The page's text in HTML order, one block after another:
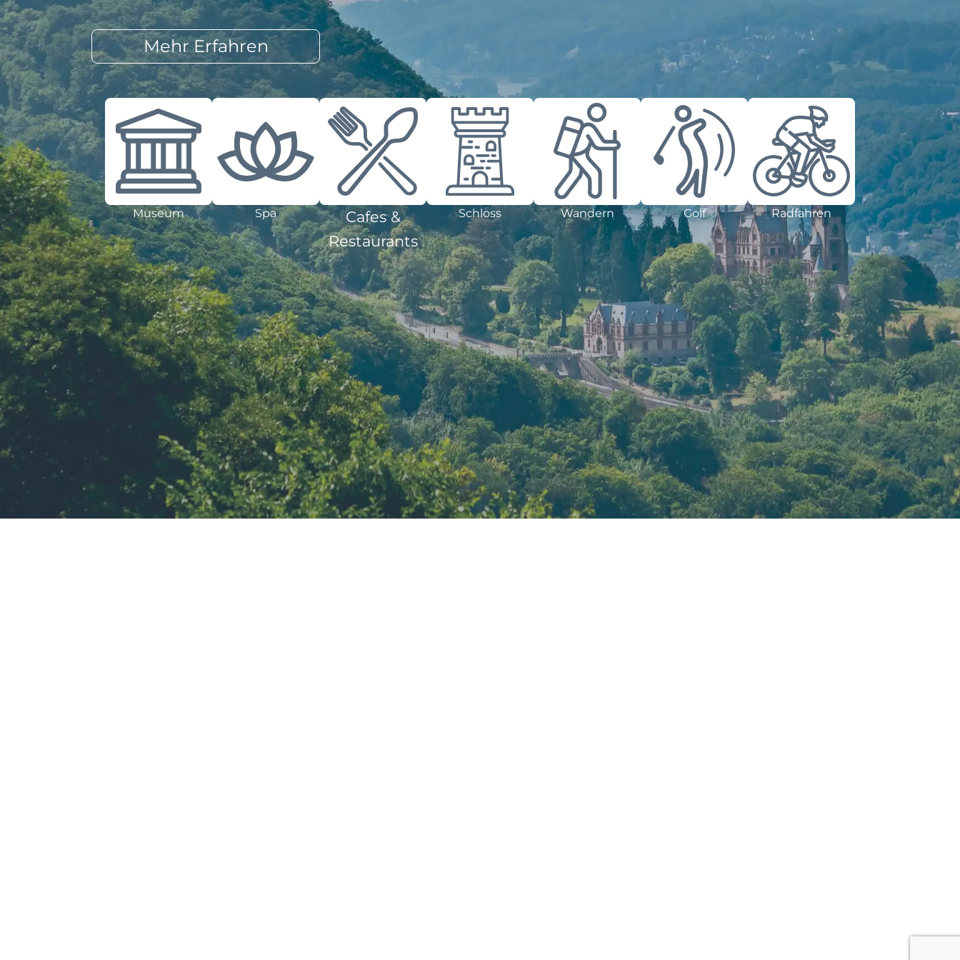
Mehr Erfahren
Museum Spa
Cafes &
Restaurants
Schloss Wandern Golf Radfahren